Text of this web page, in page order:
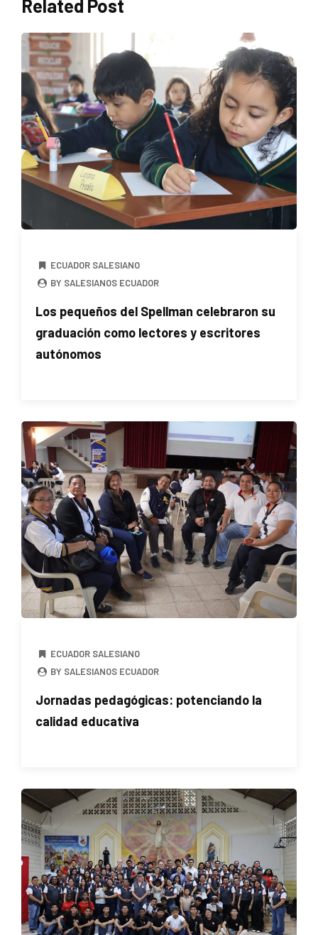
Related Post
ECUADOR SALESIANO
BY SALESIANOS ECUADOR
Los pequeños del Spellman celebraron su
graduación como lectores y escritores
autónomos
ECUADOR SALESIANO
BY SALESIANOS ECUADOR
Jornadas pedagógicas: potenciando la
calidad educativa